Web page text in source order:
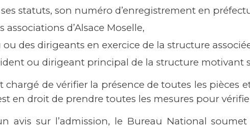
statuts, son numéro d’enregistrement en
associations d’Alsace Moselle,
des dirigeants en exercice de la structure
ou dirigeant principal de la structure motivant
chargé de vérifier la présence de toutes les pièces
en droit de prendre toutes les mesures pour
avis sur l’admission, le Bureau National